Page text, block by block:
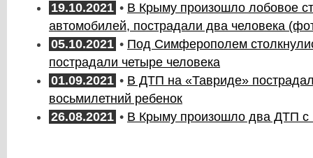
19.10.2021 • В Крыму произошло лобовое
автомобилей, пострадали два человека
05.10.2021 • Под Симферополем
пострадали четыре человека
01.09.2021 • В ДТП на «Тавриде»
восьмилетний ребенок
26.08.2021 • В Крыму произошло два ДТП с